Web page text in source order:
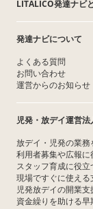
LITALICO発達ナビ
発達ナビについて
よくある質問
お問い合わせ
運営からのお知らせ
児発・放デイ運営
放デイ・児発の業務
利用者募集や広報
スタッフ育成に役
現場ですぐに使え
児発放デイの開業支
資金繰りを助ける